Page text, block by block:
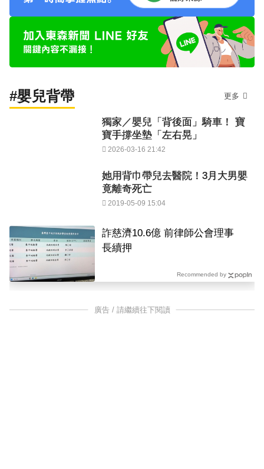
#嬰兒背帶 更多
獨家／嬰兒「背後面」騎車！ 寶
寶手撐坐墊「左右晃」
2026-03-16 21:42
她用背巾帶兒去醫院！3月大男嬰
竟離奇死亡
2019-05-09 15:04
詐慈濟10.6億 前律師公會理事
長續押
Recommended by
廣告 / 請繼續往下閱讀